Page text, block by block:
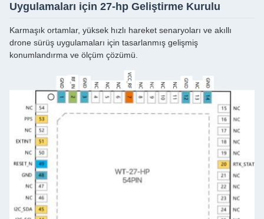
Uygulamaları için 27-hp Geliştirme Kurulu
Karmaşık ortamlar, yüksek hızlı hareket senaryoları ve akıllı
drone sürüş uygulamaları için tasarlanmış gelişmiş
konumlandırma ve ölçüm çözümü.